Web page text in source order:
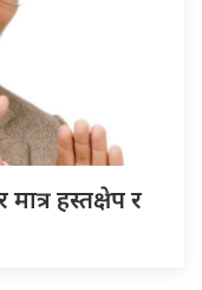
हस्तक्षेप र